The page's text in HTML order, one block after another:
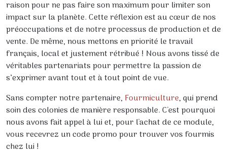
raison pour ne pas faire son maximum pour limiter son
impact sur la planète. Cette réflexion est au cœur de nos
préoccupations et de notre processus de production et de
vente. De même, nous mettons en priorité le travail
français, local et justement rétribué ! Nous avons tissé de
véritables partenariats pour permettre la passion de
s’exprimer avant tout et à tout point de vue.
Sans compter notre partenaire, Fourmiculture, qui prend
soin des colonies de manière responsable. C'est pourquoi
nous avons fait appel à lui et, pour l'achat de ce module,
vous recevrez un code promo pour trouver vos fourmis
chez lui !